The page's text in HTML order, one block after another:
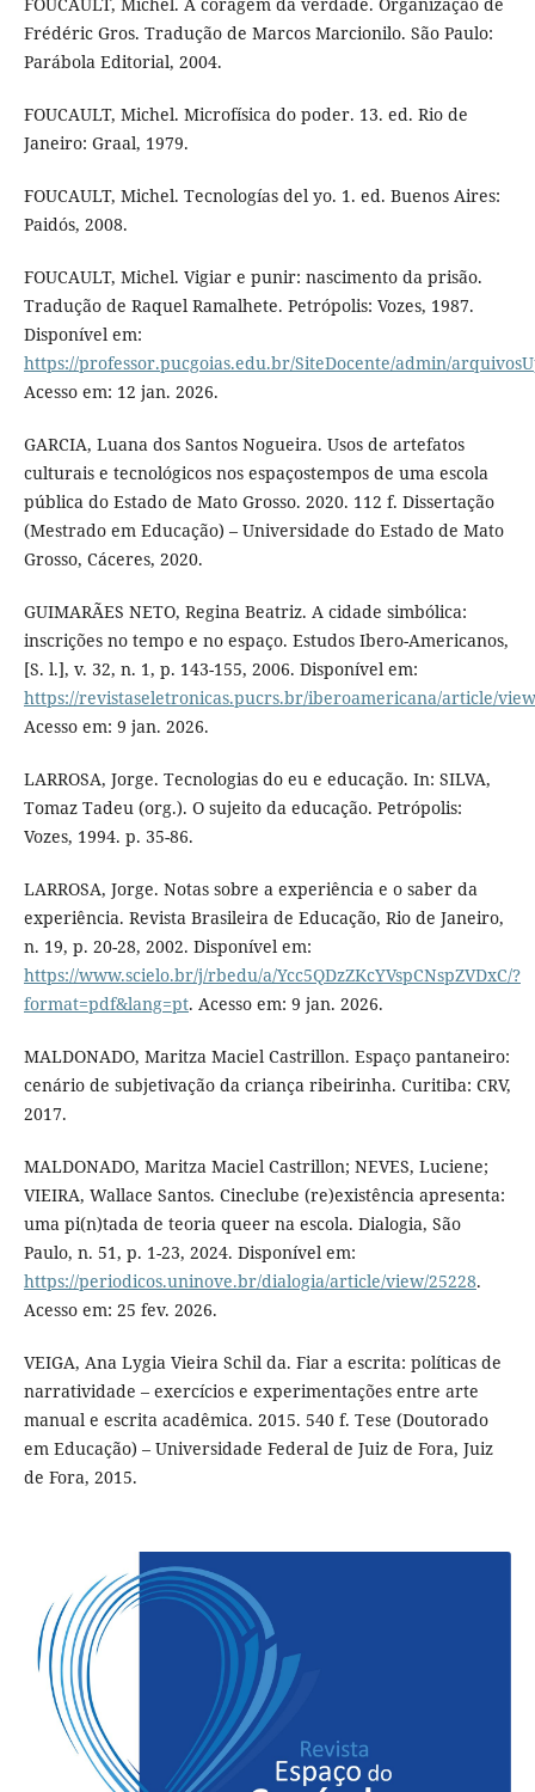
Frédéric Gros. Tradução de Marcos Marcionilo. São Paulo:
Parábola Editorial, 2004.
FOUCAULT, Michel. Microfísica do poder. 13. ed. Rio de
Janeiro: Graal, 1979.
FOUCAULT, Michel. Tecnologías del yo. 1. ed. Buenos Aires:
Paidós, 2008.
FOUCAULT, Michel. Vigiar e punir: nascimento da prisão.
Tradução de Raquel Ramalhete. Petrópolis: Vozes, 1987.
Disponível em:
https://professor.pucgoias.edu.br/SiteDocente/admin/
Acesso em: 12 jan. 2026.
GARCIA, Luana dos Santos Nogueira. Usos de artefatos
culturais e tecnológicos nos espaçostempos de uma escola
pública do Estado de Mato Grosso. 2020. 112 f. Dissertação
(Mestrado em Educação) – Universidade do Estado de Mato
Grosso, Cáceres, 2020.
GUIMARÃES NETO, Regina Beatriz. A cidade simbólica:
inscrições no tempo e no espaço. Estudos Ibero-Americanos,
[S. l.], v. 32, n. 1, p. 143-155, 2006. Disponível em:
https://revistaseletronicas.pucrs.br/iberoamericana/article/
Acesso em: 9 jan. 2026.
LARROSA, Jorge. Tecnologias do eu e educação. In: SILVA,
Tomaz Tadeu (org.). O sujeito da educação. Petrópolis:
Vozes, 1994. p. 35-86.
LARROSA, Jorge. Notas sobre a experiência e o saber da
experiência. Revista Brasileira de Educação, Rio de Janeiro,
n. 19, p. 20-28, 2002. Disponível em:
https://www.scielo.br/j/rbedu/a/Ycc5QDzZKcYVspCNspZVDxC/?
format=pdf&lang=pt. Acesso em: 9 jan. 2026.
MALDONADO, Maritza Maciel Castrillon. Espaço pantaneiro:
cenário de subjetivação da criança ribeirinha. Curitiba: CRV,
2017.
MALDONADO, Maritza Maciel Castrillon; NEVES, Luciene;
VIEIRA, Wallace Santos. Cineclube (re)existência apresenta:
uma pi(n)tada de teoria queer na escola. Dialogia, São
Paulo, n. 51, p. 1-23, 2024. Disponível em:
https://periodicos.uninove.br/dialogia/article/view/25228.
Acesso em: 25 fev. 2026.
VEIGA, Ana Lygia Vieira Schil da. Fiar a escrita: políticas de
narratividade – exercícios e experimentações entre arte
manual e escrita acadêmica. 2015. 540 f. Tese (Doutorado
em Educação) – Universidade Federal de Juiz de Fora, Juiz
de Fora, 2015.